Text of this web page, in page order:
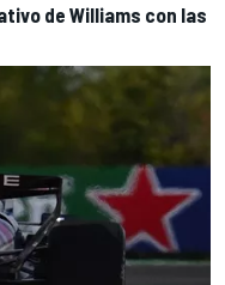
de Williams con las